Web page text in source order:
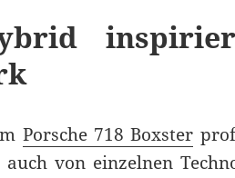
Porsche 718 Boxster
von einzelnen